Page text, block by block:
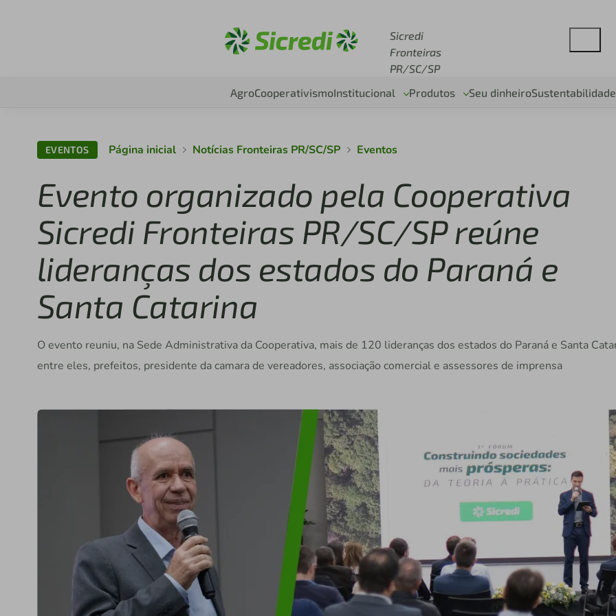
Sicredi
Fronteiras
PR/SC/SP
AgroCooperativismoInstitucional Produtos Seu dinheiroSustentabilidade
EVENTOS Página inicial Notícias Fronteiras PR/SC/SP Eventos
Evento organizado pela Cooperativa
Sicredi Fronteiras PR/SC/SP reúne
lideranças dos estados do Paraná e
Santa Catarina
O evento reuniu, na Sede Administrativa da Cooperativa, mais de 120 lideranças dos estados do Paraná e Santa
entre eles, prefeitos, presidente da camara de vereadores, associação comercial e assessores de imprensa